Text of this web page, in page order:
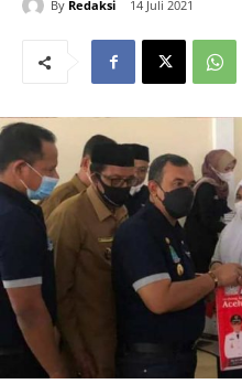
By Redaksi 14 Juli 2021